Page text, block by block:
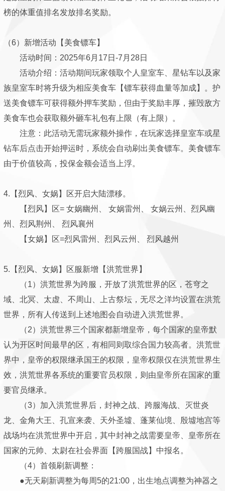
榜的体重值排名发放排名奖励。
（6）新增活动【美食镖车】
活动时间：2025年6月17日-7月28日
活动介绍：活动期间玩家领取个人皇室车、星钻车以及家
族皇室车时将升级为相应美食车【镖车获得血量等加成】。护
送美食镖车可获得额外押车奖励，但由于奖励丰厚，摧毁敌方
美食车也会获取额外砸车礼包有上限（有上限）。
注意：此活动无需玩家额外操作，在玩家选择皇室车或星
钻车后点击开始押运时，系统会自动刷出美食镖车。美食镖车
由于价值较高，投保金额会适当上浮。
4.【烈风、女娲】区开启大陆漂移。
【烈风】区= 女娲幽州、 女娲雷州、 女娲云州、烈风幽
州、烈风荆州、 烈风襄州
【女娲】区=烈风雷州、烈风云州、 烈风越州
5.【烈风、女娲】区服新增【洪荒世界】
（1）洪荒世界为跨服，开放了洪荒世界的区，苍穹之
域、北冥、太虚、不周山、上古祭坛，无尽之洋均设置在洪荒
世界，所有人传送到上述地图会自动进入洪荒世界。
（2）洪荒世界三个国家都新增皇帝，每个国家的皇帝默
认为开区时间最早的区，有相同则取综合国力较高者。洪荒世
界中，皇帝的权限继承国王的权限，皇帝权限仅在洪荒世界生
效，洪荒世界各系统的重要官员权限，则由皇帝所在国家的重
要官员继承。
（3）加入洪荒世界后，封神之战、跨服海战、灭世炎
龙、金角大王、孔宣来袭、天外圣墟、蓬莱仙境、殷墟地宫等
战场均在洪荒世界中开启，其中封神之战需要皇帝、皇帝所在
国家的元帅、太尉在社会界面【跨服国战】中报名。
（4）首领刷新调整：
●无天刷新调整为每周5的21:00，出生地点调整为神器之